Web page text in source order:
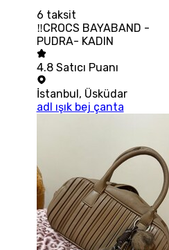
6 taksit
‼CROCS BAYABAND -
PUDRA- KADIN
4.8 Satıcı Puanı
İstanbul, Üsküdar
adl ışık bej çanta